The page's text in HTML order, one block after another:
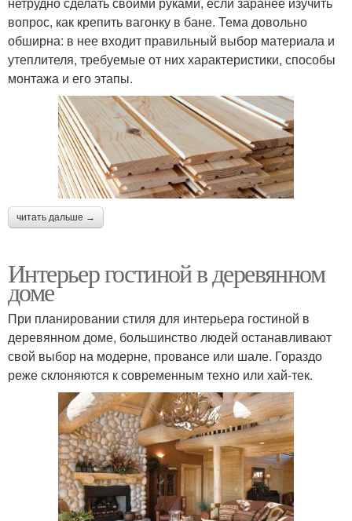
вопрос, как крепить вагонку в бане. Тема довольно
обширна: в нее входит правильный выбор материала и
утеплителя, требуемые от них характеристики, способы
монтажа и его этапы.
читать дальше →
Интерьер гостиной в деревянном
доме
При планировании стиля для интерьера гостиной в
деревянном доме, большинство людей останавливают
свой выбор на модерне, провансе или шале. Гораздо
реже склоняются к современным техно или хай-тек.